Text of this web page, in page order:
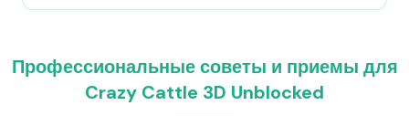
Профессиональные советы и приемы для
Crazy Cattle 3D Unblocked